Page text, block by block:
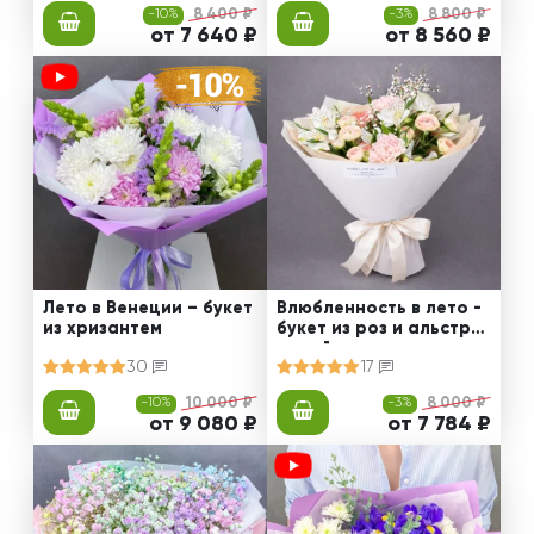
-10% 8 400 ₽
от 7 640 ₽
-3% 8 800 ₽
от 8 560 ₽
Лето в Венеции – букет
из хризантем
30
-10% 10 000 ₽
от 9 080 ₽
Влюбленность в лето -
букет из роз и альстро
мерий
17
-3% 8 000 ₽
от 7 784 ₽